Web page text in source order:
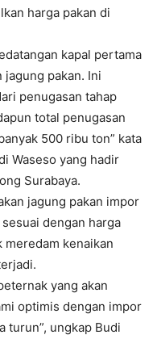
harga pakan di
kapal pertama
pakan. Ini
penugasan tahap
total penugasan
500 ribu ton” kata
Waseso yang hadir
Surabaya.
jagung pakan impor
dengan harga
kenaikan
yang akan
optimis dengan impor
turun”, ungkap Budi